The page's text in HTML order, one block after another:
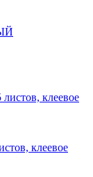
клеевое